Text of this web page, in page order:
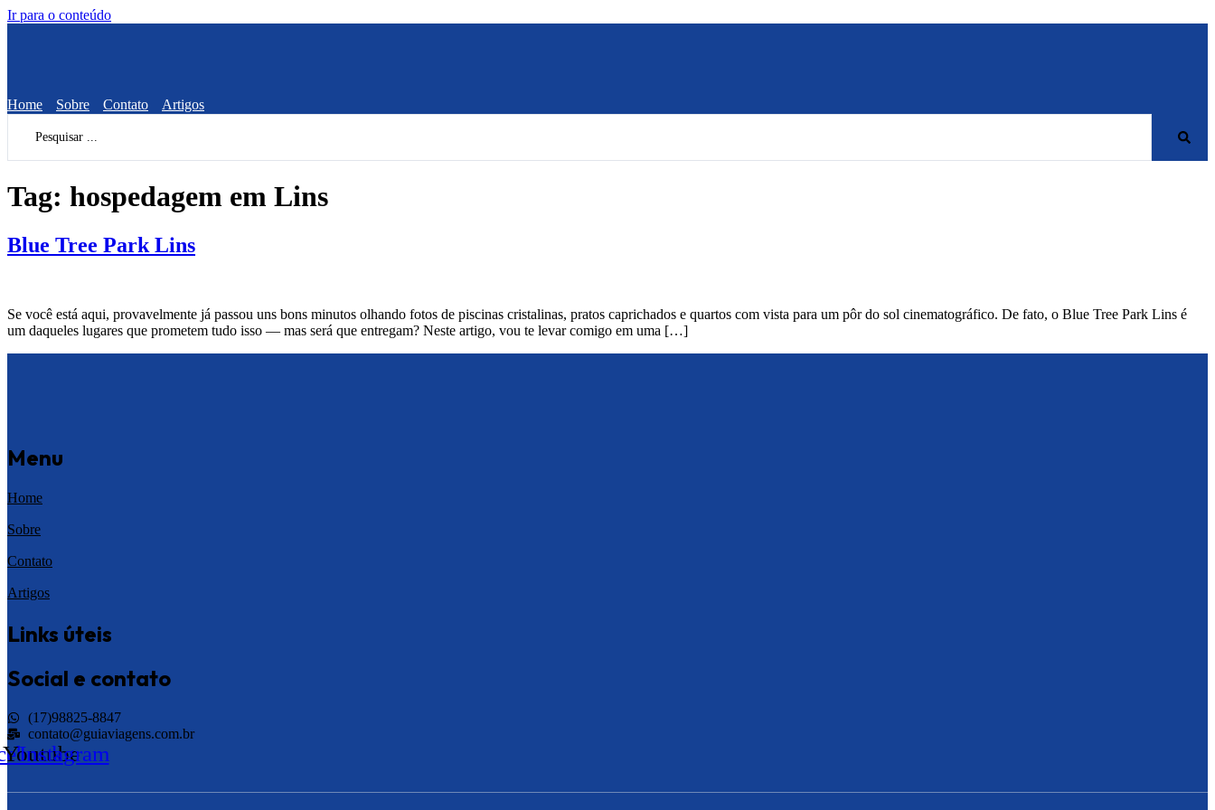
Ir para o conteúdo
Home Sobre Contato
Artigos
Tag: hospedagem em Lins
Blue Tree Park Lins
Se você está aqui, provavelmente já passou uns bons minutos olhando fotos de piscinas cristalinas, pratos caprichados e quartos com vista para um pôr do sol cinematográfico. De fato, o Blue Tree Park Lins é
um daqueles lugares que prometem tudo isso — mas será que entregam? Neste artigo, vou te levar comigo em uma […]
Menu
Home
Sobre
Contato
Artigos
Links úteis
Social e contato
(17)98825-8847
contato@guiaviagens.com.br
Youtube
Instagram